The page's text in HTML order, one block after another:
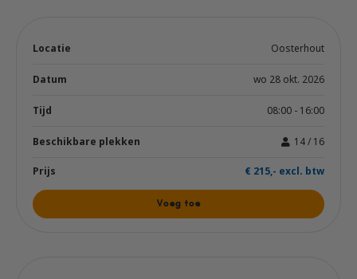
Oosterhout
wo 28 okt. 2026
08:00 - 16:00
14 / 16
€ 215,- excl. btw
Voeg toe